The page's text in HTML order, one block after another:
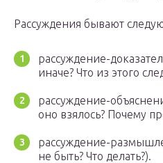
Рассуждения бывают
рассуждение-
иначе? Что из этого
рассуждение-
оно взялось? Почему
рассуждение-
не быть? Что делать?).